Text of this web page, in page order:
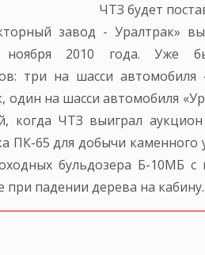
ЧТЗ будет
завод -
ноября 2010 года. Уже
три на шасси
один на шасси автомобиля
когда ЧТЗ выиграл
ПК-65 для добычи
бульдозера Б-10МБ
падении дерева на кабину.